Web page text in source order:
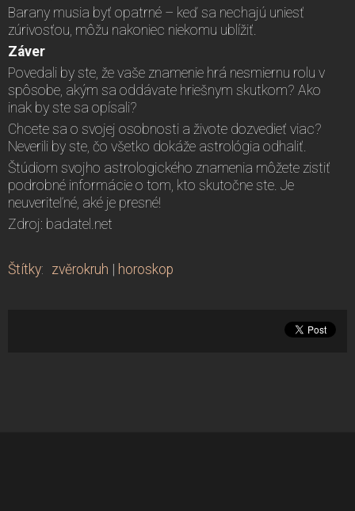
Barany musia byť opatrné – keď sa nechajú uniesť
zúrivosťou, môžu nakoniec niekomu ublížiť.
Záver
Povedali by ste, že vaše znamenie hrá nesmiernu rolu v
spôsobe, akým sa oddávate hriešnym skutkom? Ako
inak by ste sa opísali?
Chcete sa o svojej osobnosti a živote dozvedieť viac?
Neverili by ste, čo všetko dokáže astrológia odhaliť.
Štúdiom svojho astrologického znamenia môžete zistiť
podrobné informácie o tom, kto skutočne ste. Je
neuveriteľné, aké je presné!
Zdroj: badatel.net
Štítky: zvěrokruh | horoskop